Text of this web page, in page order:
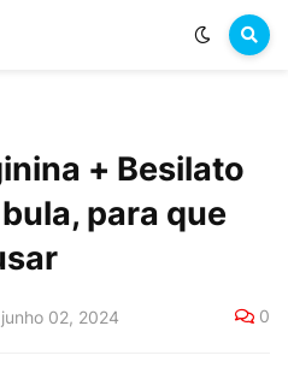
+ Besilato
para que
02, 2024 0